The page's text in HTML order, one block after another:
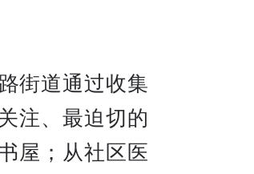
街道通过收集
注、最迫切的
屋；从社区医